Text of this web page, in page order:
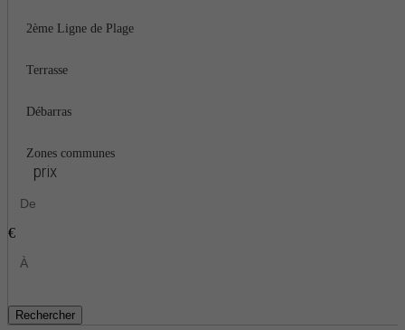
2ème Ligne de Plage
Terrasse
Débarras
Zones communes
prix
€
Rechercher